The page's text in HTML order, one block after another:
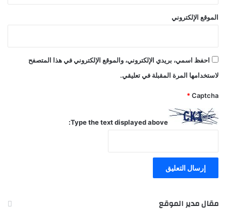
الموقع الإلكتروني
احفظ اسمي، بريدي الإلكتروني، والموقع الإلكتروني في هذا المتصفح
لاستخدامها المرة المقبلة في تعليقي.
Captcha
*
Type the text displayed above:
مقال مدير الموقع